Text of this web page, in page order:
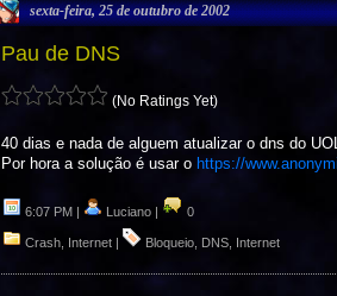
sexta-feira, 25 de outubro de 2002
Pau de DNS
(No Ratings Yet)
40 dias e nada de alguem atualizar o dns do
Por hora a solução é usar o https://
6:07 PM | Luciano | 0
Crash Internet | Bloqueio DNS Internet